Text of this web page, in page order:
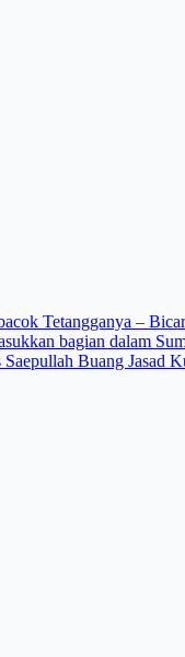
Tetangganya –
bagian dalam
Buang Jasad